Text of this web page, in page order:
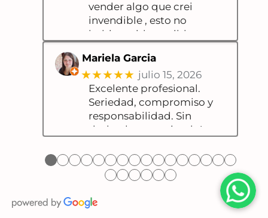
vender algo que crei
invendible , esto no
hubiese sido posible
Mariela Garcia
★★★★★ julio 15, 2026
Excelente profesional.
Seriedad, compromiso y
responsabilidad. Sin
dudas, lo recomiendo!
●●●●●●●●●●●●●●●●
●●●●●●